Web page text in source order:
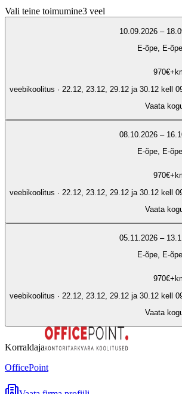
Vali teine toimumine3 veel
10.09.2026 –
E-õpe, E-
970€
veebikoolitus · 22.12, 23.12, 29.12 ja 30.12 kell
Vaata
08.10.2026 –
E-õpe, E-
970€
veebikoolitus · 22.12, 23.12, 29.12 ja 30.12 kell
Vaata
05.11.2026 –
E-õpe, E-
970€
veebikoolitus · 22.12, 23.12, 29.12 ja 30.12 kell
Vaata
Korraldaja
OfficePoint